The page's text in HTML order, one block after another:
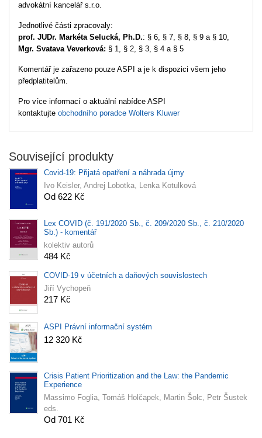
advokátní kancelář s.r.o.
Jednotlivé části zpracovaly:
prof. JUDr. Markéta Selucká, Ph.D.: § 6, § 7, § 8, § 9 a § 10,
Mgr. Svatava Veverková: § 1, § 2, § 3, § 4 a § 5
Komentář je zařazeno pouze ASPI a je k dispozici všem jeho
předplatitelům.
Pro více informací o aktuální nabídce ASPI
kontaktujte obchodního poradce Wolters Kluwer
Související produkty
Covid-19: Přijatá opatření a náhrada újmy
Ivo Keisler, Andrej Lobotka, Lenka Kotulková
Od 622 Kč
Lex COVID (č. 191/2020 Sb., č. 209/2020 Sb., č. 210/2020
Sb.) - komentář
kolektiv autorů
484 Kč
COVID-19 v účetních a daňových souvislostech
Jiří Vychopeň
217 Kč
ASPI Právní informační systém
12 320 Kč
Crisis Patient Prioritization and the Law: the Pandemic
Experience
Massimo Foglia, Tomáš Holčapek, Martin Šolc, Petr Šustek
eds.
Od 701 Kč